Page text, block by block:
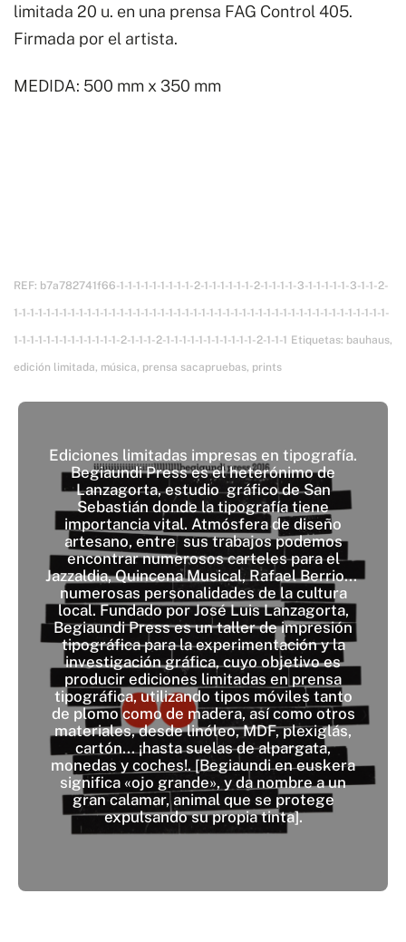
limitada 20 u. en una prensa FAG Control 405.
Firmada por el artista.
MEDIDA: 500 mm x 350 mm
REF: b7a782741f66-1-1-1-1-1-1-1-1-1-2-1-1-1-1-1-1-2-1-1-1-1-3-1-1-1-1-1-3-1-1-2-
1-1-1-1-1-1-1-1-1-1-1-1-1-1-1-1-1-1-1-1-1-1-1-1-1-1-1-1-1-1-1-1-1-1-1-1-1-1-1-1-1-1-1-1-1-1-
1-1-1-1-1-1-1-1-1-1-1-1-1-2-1-1-1-2-1-1-1-1-1-1-1-1-1-1-1-2-1-1-1 Etiquetas: bauhaus,
edición limitada, música, prensa sacapruebas, prints
Ediciones limitadas impresas en tipografía.
Begiaundi Press es el heterónimo de
Lanzagorta, estudio gráfico de San
Sebastián donde la tipografía tiene
importancia vital. Atmósfera de diseño
artesano, entre sus trabajos podemos
encontrar numerosos carteles para el
Jazzaldia, Quincena Musical, Rafael Berrio...
numerosas personalidades de la cultura
local. Fundado por José Luis Lanzagorta,
Begiaundi Press es un taller de impresión
tipográfica para la experimentación y la
investigación gráfica, cuyo objetivo es
producir ediciones limitadas en prensa
tipográfica, utilizando tipos móviles tanto
de plomo como de madera, así como otros
materiales, desde linóleo, MDF, plexiglás,
cartón... ¡hasta suelas de alpargata,
monedas y coches!. [Begiaundi en euskera
significa «ojo grande», y da nombre a un
gran calamar, animal que se protege
expulsando su propia tinta].